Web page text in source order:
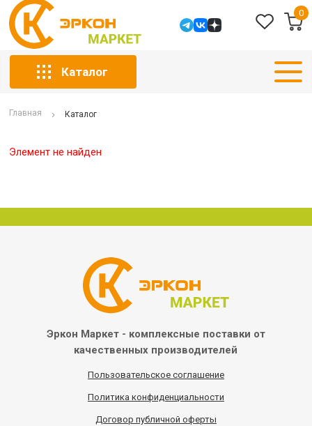
0
Каталог
Главная Каталог
Элемент не найден
Эркон Маркет - комплексные поставки от
качественных производителей
Пользовательское соглашение
Политика конфиденциальности
Договор публичной оферты